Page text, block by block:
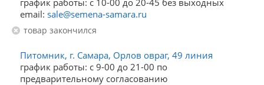
график работы: с 10-00 до 20-45 без выходных
email: sale@semena-samara.ru
Товар закончился
Питомник, г. Самара, Орлов овраг, 49 линия
график работы: с 9-00 до 21-00 по
предварительному согласованию